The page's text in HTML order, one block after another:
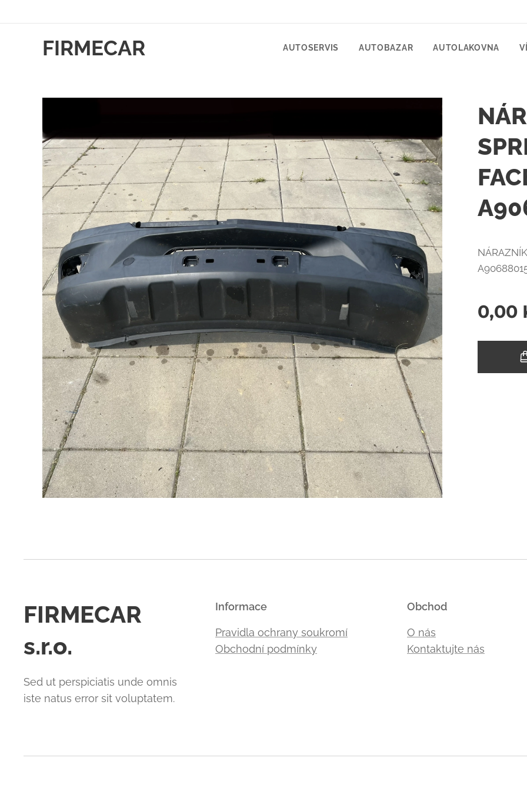
FIRMECAR AUTOSERVIS AUTOBAZAR AUTOLAKOVNA
0,00
FIRMECAR
s.r.o.
Sed ut perspiciatis unde omnis
iste natus error sit voluptatem.
Informace
Pravidla ochrany soukromí
Obchodní podmínky
Obchod
O nás
Kontaktujte nás